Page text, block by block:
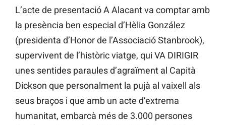
L’acte de presentació A Alacant va comptar amb
la presència ben especial d’Hèlia González
(presidenta d’Honor de l’Associació Stanbrook),
supervivent de l’històric viatge, qui VA DIRIGIR
unes sentides paraules d’agraïment al Capità
Dickson que personalment la pujà al vaixell als
seus braços i que amb un acte d’extrema
humanitat, embarcà més de 3.000 persones